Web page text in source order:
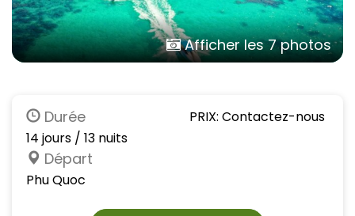
Afficher les 7 photos
Durée
14 jours / 13 nuits
Départ
Phu Quoc
PRIX: Contactez-nous